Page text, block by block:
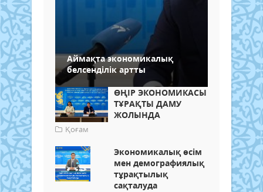
Аймақта экономикалық
белсенділік артты
ӨҢІР ЭКОНОМИКАСЫ
ТҰРАҚТЫ ДАМУ
ЖОЛЫНДА
Қоғам
Экономикалық өсім
мен демографиялық
тұрақтылық
сақталуда